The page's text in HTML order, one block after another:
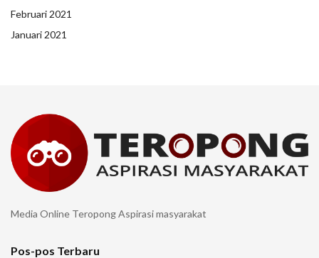
Februari 2021
Januari 2021
Media Online Teropong Aspirasi masyarakat
Pos-pos Terbaru